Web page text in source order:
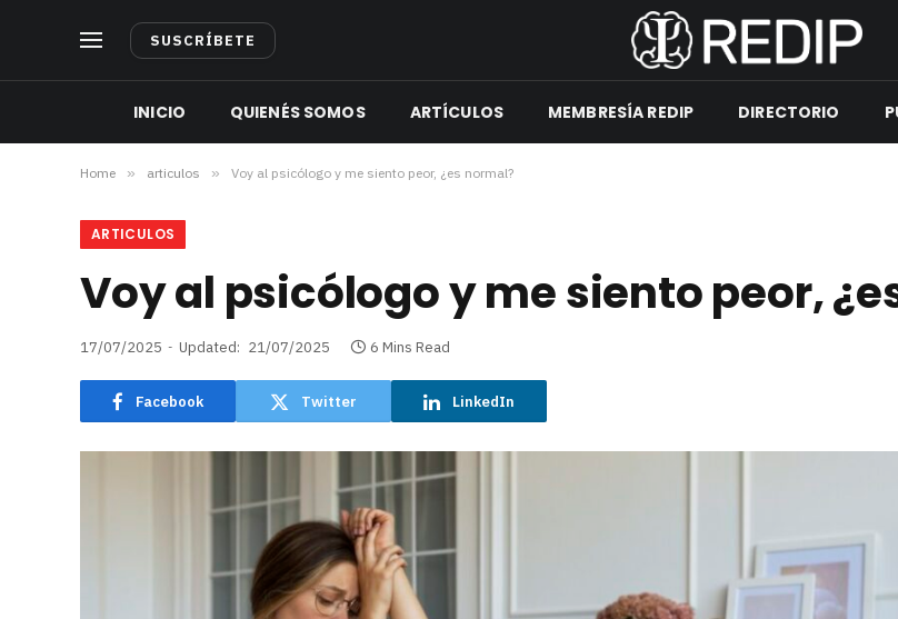
SUSCRÍBETE
INICIO QUIENÉS SOMOS ARTÍCULOS MEMBRESÍA REDIP DIRECTORIO
Home » articulos » Voy al psicólogo y me siento peor, ¿es normal?
ARTICULOS
Voy al psicólogo y me siento peor,
17/07/2025 Updated: 21/07/2025 6 Mins Read
Facebook Twitter LinkedIn